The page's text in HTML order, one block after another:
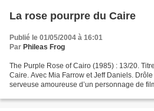
La rose pourpre du Caire
Publié le 01/05/2004 à 16:01
Par Phileas Frog
The Purple Rose of Cairo (1985) : 13/20.
Caire. Avec Mia Farrow et Jeff Daniels. Drôle
serveuse amoureuse d’un personnage de